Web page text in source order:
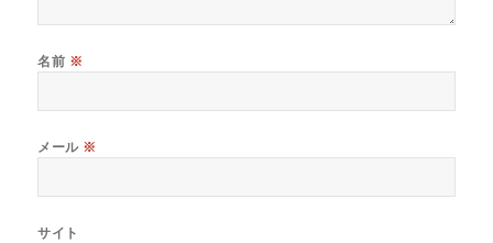
名前 ※
メール ※
サイト